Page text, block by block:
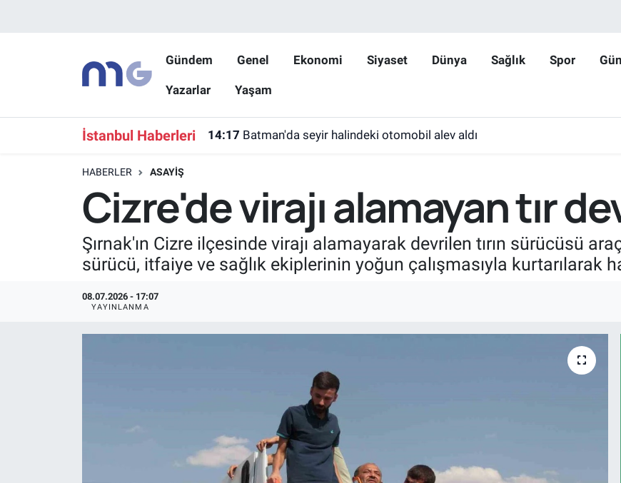
Gündem Genel Ekonomi Siyaset Dünya Sağlık Spor
Yazarlar Yaşam
İstanbul Haberleri 14:17 Batman'da seyir halindeki otomobil alev aldı
HABERLER ASAYIŞ
Cizre'de virajı alamayan tır
Şırnak'ın Cizre ilçesinde virajı alamayarak devrilen tırın sürücüsü
sürücü, itfaiye ve sağlık ekiplerinin yoğun çalışmasıyla kurtarılarak
08.07.2026 - 17:07
YAYINLANMA
Hava Durumu
İstanbul Namaz Vakitleri
Süper Lig Puan Durumu ve Fikstür
Tüm Manşetler
Son Dakika Haberleri
Haber Arşivi